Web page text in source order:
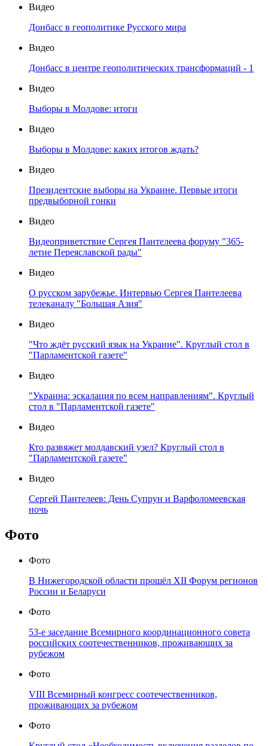
Видео
Донбасс в геополитике Русского мира
Видео
Донбасс в центре геополитических трансформаций - 1
Видео
Выборы в Молдове: итоги
Видео
Выборы в Молдове: каких итогов ждать?
Видео
Президентские выборы на Украине. Первые итоги
предвыборной гонки
Видео
Видеоприветствие Сергея Пантелеева форуму "365-
летие Переяславской рады"
Видео
О русском зарубежье. Интервью Сергея Пантелеева
телеканалу "Большая Азия"
Видео
"Что ждёт русский язык на Украине". Круглый стол в
"Парламентской газете"
Видео
"Украина: эскалация по всем направлениям". Круглый
стол в "Парламентской газете"
Видео
Кто развяжет молдавский узел? Круглый стол в
"Парламентской газете"
Видео
Сергей Пантелеев: День Супрун и Варфоломеевская
ночь
Фото
Фото
В Нижегородской области прошёл XII Форум регионов
России и Беларуси
Фото
53-е заседание Всемирного координационного совета
российских соотечественников, проживающих за
рубежом
Фото
VIII Всемирный конгресс соотечественников,
проживающих за рубежом
Фото